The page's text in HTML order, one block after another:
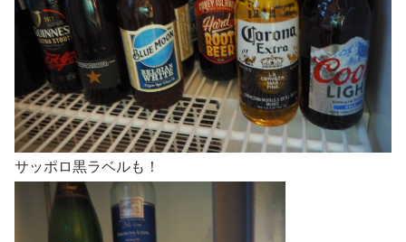
サッポロ黒ラベルも！